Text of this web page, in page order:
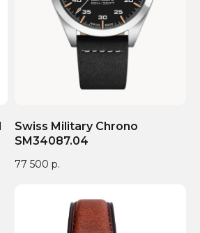
Swiss Military Chrono
SM34087.04
77 500 р.